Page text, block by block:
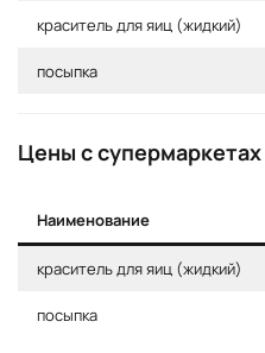
краситель для яиц (жидкий)
посыпка
Цены с супермаркетах
Наименование
краситель для яиц (жидкий)
посыпка